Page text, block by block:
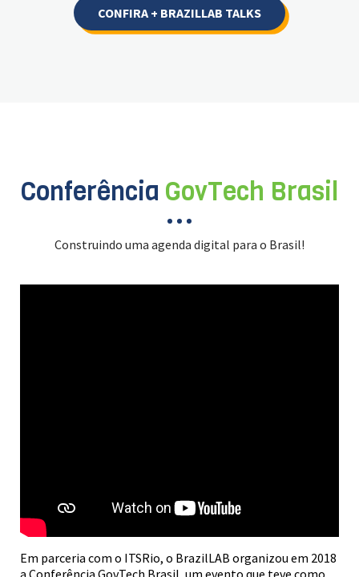
CONFIRA + BRAZILLAB TALKS
Conferência GovTech Brasil
Construindo uma agenda digital para o Brasil!
Em parceria com o ITSRio, o BrazilLAB organizou em 2018
a Conferência GovTech Brasil, um evento que teve como